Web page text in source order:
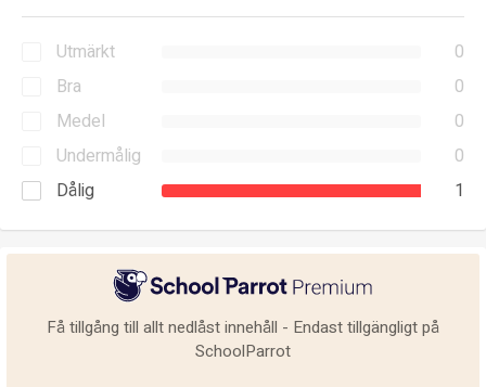
Utmärkt
0
Bra
0
Medel
0
Undermålig
0
Dålig
1
Få tillgång till allt nedlåst innehåll - Endast tillgängligt på
SchoolParrot